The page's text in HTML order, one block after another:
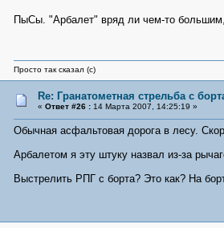
ПыСы. "Арбалет" вряд ли чем-то
Просто так сказал (с)
Re: Гранатометная стрельба с
« Ответ #26 :14 Марта 2007, 14:25:19 »
Обычная асфальтовая дорога в лесу.
Арбалетом я эту штуку назвал из-за
Выстрелить РПГ с борта? Это как? На